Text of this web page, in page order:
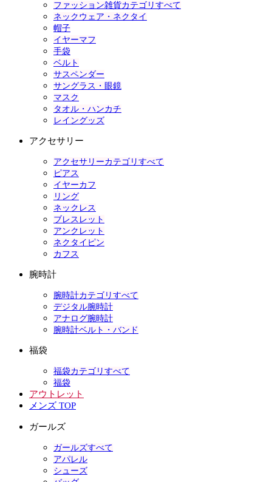
ファッション雑貨カテゴリすべて
ネックウェア・ネクタイ
帽子
イヤーマフ
手袋
ベルト
サスペンダー
サングラス・眼鏡
マスク
タオル・ハンカチ
レイングッズ
アクセサリー
アクセサリーカテゴリすべて
ピアス
イヤーカフ
リング
ネックレス
ブレスレット
アンクレット
ネクタイピン
カフス
腕時計
腕時計カテゴリすべて
デジタル腕時計
アナログ腕時計
腕時計ベルト・バンド
福袋
福袋カテゴリすべて
福袋
アウトレット
メンズ TOP
ガールズ
ガールズすべて
アパレル
シューズ